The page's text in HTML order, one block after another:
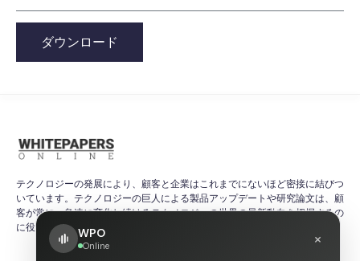
ダウンロード
テクノロジーの発展により、顧客と企業はこれまでにないほど密接に結びつ
いています。テクノロジーの巨人による製品アップデートや研究論文は、顧
客が常に、急速に変化し続けるテクノロジーの世界の最新動向を把握するの
に役立ちます。WPO
Online ×